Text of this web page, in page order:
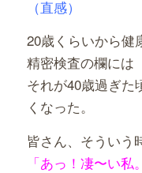
（直感）
20歳くらいから健
精密検査の欄には
それが40歳過ぎた
くなった。
皆さん、そういう
「あっ！凄〜い